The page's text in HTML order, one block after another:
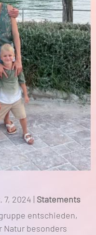
7, 2024 | Statements
entschieden,
Natur besonders